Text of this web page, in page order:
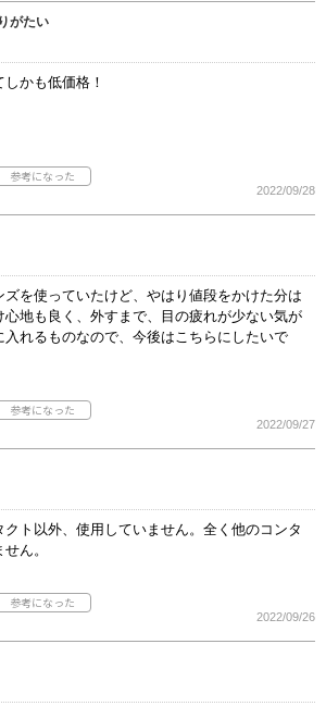
がたい
かも低価格！
2022/09/28
ズを使っていたけど、やはり値段をかけた分は
心地も良く、外すまで、目の疲れが少ない気が
れるものなので、今後はこちらにしたいで
2022/09/27
ト以外、使用していません。全く他のコンタ
ん。
2022/09/26